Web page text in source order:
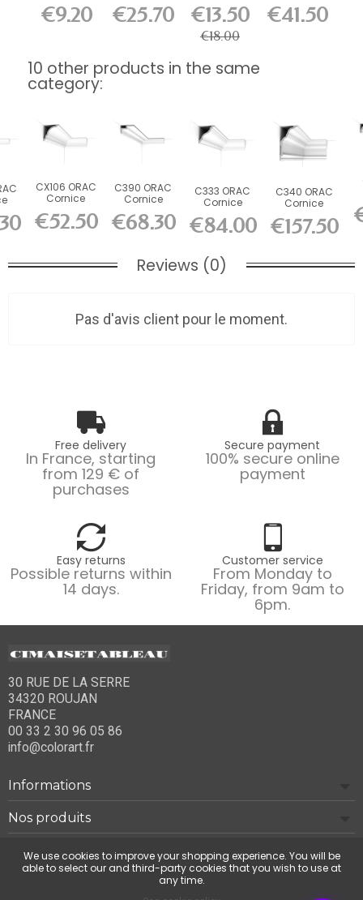
310 ml
€9.20
Power 290
ml
€25.70 €13.50
€18.00
€41.50
10 other products in the same
category:
x...
CX106 ORAC
Cornice
L200 x H11.8
x...
€52.50
C390 ORAC
Cornice
L200 x H6 x...
€68.30
C333 ORAC
Cornice
L200 x H12.2
x...
€84.00
C340 ORAC
Cornice
L200 x H13.5
x...
€157.50
Reviews (0)
Pas d'avis client pour le moment.
Free delivery
In France, starting
from 129 € of
purchases
Secure payment
100% secure online
payment
Easy returns
Possible returns within
14 days.
Customer service
From Monday to
Friday, from 9am to
6pm.
30 RUE DE LA SERRE
34320 ROUJAN
FRANCE
00 33 2 30 96 05 86
info@colorart.fr
Informations
Nos produits
Notre société
We use cookies to improve your shopping experience. You will be
able to select our and third-party cookies that you wish to use at
any time.